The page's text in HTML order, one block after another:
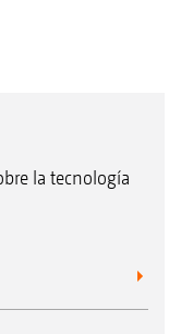
la tecnología